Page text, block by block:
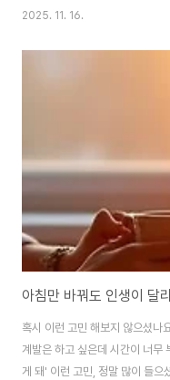
기계발 사례를 연구해왔습니다.
당신의 성장을 자동으로 이끌어
가 아니라, 시스템의 힘입니다.
2025. 11. 16.
혹시 이런 고민 해보지 않으셨나
계발은 하고 싶은데 시간이 너무
게 돼' 이런 고민, 정말 많이 들으